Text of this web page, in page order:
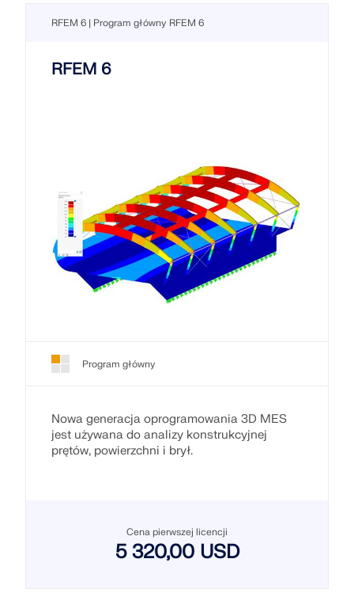
RFEM 6 | Program główny RFEM 6
RFEM 6
Program główny
Nowa generacja oprogramowania 3D MES
jest używana do analizy konstrukcyjnej
prętów, powierzchni i brył.
Cena pierwszej licencji
5 320,00 USD